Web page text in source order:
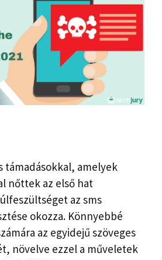
támadásokkal, amelyek
nőttek az első hat
az sms
okozza. Könnyebbé
az egyidejű szöveges
növelve ezzel a műveletek